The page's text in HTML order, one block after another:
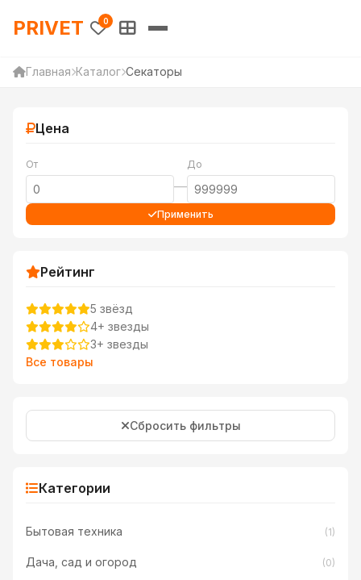
PRIVET — Каталог товаров
PRIVET 0
Главная Каталог Секаторы
Цена
От
—
До
Применить
Рейтинг
5 звёзд
4+ звезды
3+ звезды
Все товары
Сбросить фильтры
Категории
Бытовая техника (1)
Дача, сад и огород (0)